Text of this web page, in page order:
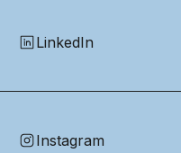
LinkedIn
Instagram